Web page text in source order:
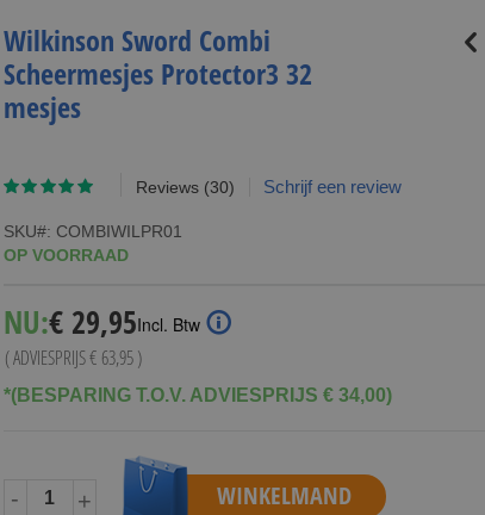
Wilkinson Sword Combi
Scheermesjes Protector3 32
mesjes
Waardering:
Reviews (30) Schrijf een review
SKU
COMBIWILPR01
OP VOORRAAD
NU:Special
Price
€ 29,95Incl. Btw
( ADVIESPRIJS€ 63,95)
*(BESPARING T.O.V. ADVIESPRIJS € 34,00)
- + WINKELMAND